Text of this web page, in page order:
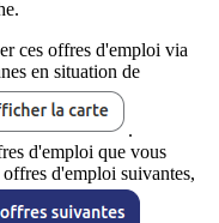
ces offres d'emploi via
en situation de
.
d'emploi que vous
d'emploi suivantes,